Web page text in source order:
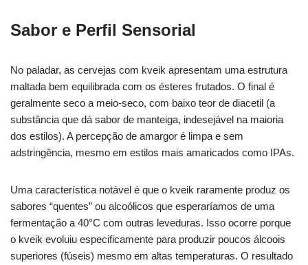
Sabor e Perfil Sensorial
No paladar, as cervejas com kveik apresentam uma estrutura
maltada bem equilibrada com os ésteres frutados. O final é
geralmente seco a meio-seco, com baixo teor de diacetil (a
substância que dá sabor de manteiga, indesejável na maioria
dos estilos). A percepção de amargor é limpa e sem
adstringência, mesmo em estilos mais amaricados como IPAs.
Uma característica notável é que o kveik raramente produz os
sabores “quentes” ou alcoólicos que esperaríamos de uma
fermentação a 40°C com outras leveduras. Isso ocorre porque
o kveik evoluiu especificamente para produzir poucos álcoois
superiores (fúseis) mesmo em altas temperaturas. O resultado